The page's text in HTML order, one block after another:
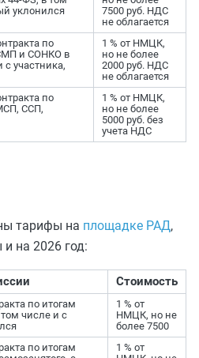
уклонился
7500 руб. НДС
не облагается
по
и СОНКО в
участника,
1 % от НМЦК,
но не более
2000 руб. НДС
не облагается
по
ССП,
1 % от НМЦК,
но не более
5000 руб. без
учета НДС
тарифы на площадке РАД,
на 2026 год:
Стоимость
по итогам
числе и с
1 % от
НМЦК, но не
более 7500
по итогам
1 % от